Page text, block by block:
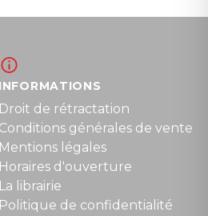
INFORMATIONS
Droit de rétractation
Conditions générales de vente
Mentions légales
Horaires d'ouverture
La librairie
Politique de confidentialité